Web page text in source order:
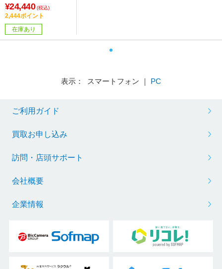
L-RTBK[ラピッドトリ
ガー搭載 / 有線] 【86
4】
¥24,440 (税込)
2,444ポイント
在庫あり
表示： スマートフォン ｜ PC
ご利用ガイド
買取お申し込み
訪問・店頭サポート
会社概要
企業情報